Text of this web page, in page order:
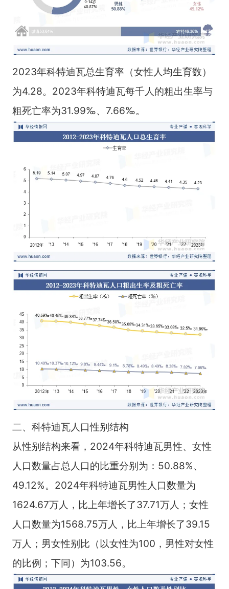
2023年科特迪瓦总生育率（女性人均生育数）
为4.28。2023年科特迪瓦每千人的粗出生率与
粗死亡率为31.99‰、7.66‰。
二、科特迪瓦人口性别结构
从性别结构来看，2024年科特迪瓦男性、女性
人口数量占总人口的比重分别为：50.88%、
49.12%。2024年科特迪瓦男性人口数量为
1624.67万人，比上年增长了37.71万人；女性
人口数量为1568.75万人，比上年增长了39.15
万人；男女性别比（以女性为100，男性对女性
的比例；下同）为103.56。